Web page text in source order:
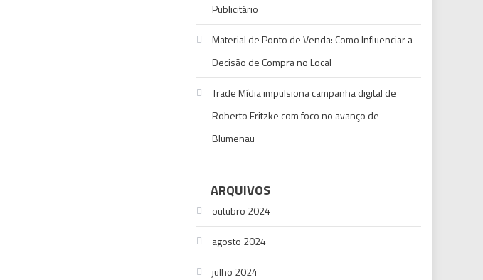
Publicitário
Material de Ponto de Venda: Como Influenciar a
Decisão de Compra no Local
Trade Mídia impulsiona campanha digital de
Roberto Fritzke com foco no avanço de
Blumenau
ARQUIVOS
outubro 2024
agosto 2024
julho 2024